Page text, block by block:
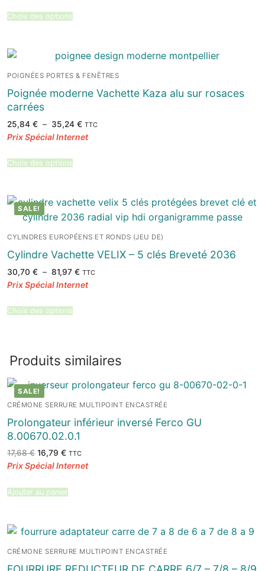
Choix des options
POIGNÉES PORTES & FENÊTRES
Poignée moderne Vachette Kaza alu sur rosaces
carrées
25,84 € – 35,24 €Plage
prix :
TTC
Choix des options
SALE!
CYLINDRES EUROPÉENS ET RONDS (JEU DE)
Cylindre Vachette VELIX – 5 clés Breveté 2036
30,70 € – 81,97 €Plage
prix :
TTC
Choix des options
Produits similaires
SALE!
CRÉMONE SERRURE MULTIPOINT ENCASTRÉE
Prolongateur inférieur inversé Ferco GU
8.00670.02.0.1
17,68€ Le
prix
initial
16,79 €Le
actuel
TTC
Ajouter au panier
CRÉMONE SERRURE MULTIPOINT ENCASTRÉE